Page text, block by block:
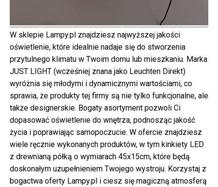
W sklepie Lampy.pl znajdziesz najwyższej jakości
oświetlenie, które idealnie nadaje się do stworzenia
przytulnego klimatu w Twoim domu lub mieszkaniu. Marka
JUST LIGHT (wcześniej znana jako Leuchten Direkt)
wyróżnia się młodymi i dynamicznymi wartościami, co
sprawia, że produkty tej firmy są nie tylko funkcjonalne, ale
także designerskie. Bogaty asortyment pozwoli Ci
dopasować oświetlenie do wnętrza, podnosząc jakość
życia i poprawiając samopoczucie. W ofercie znajdziesz
wiele ręcznie wykonanych produktów, w tym kinkiety LED
z drewnianą półką o wymiarach 45x15cm, które będą
doskonałym uzupełnieniem Twojego wystroju. Korzystaj z
bogactwa oferty Lampy.pl i ciesz się magiczną atmosferą